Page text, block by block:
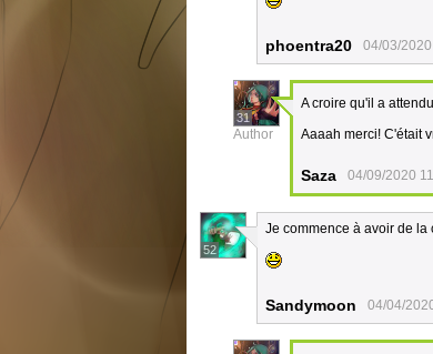
phoentra20 04/03/
31
Author
A croire qu'il a
Aaaah merci! C'était
Saza 04/09/2020
52
Je commence à avoir de
Sandymoon 04/04/